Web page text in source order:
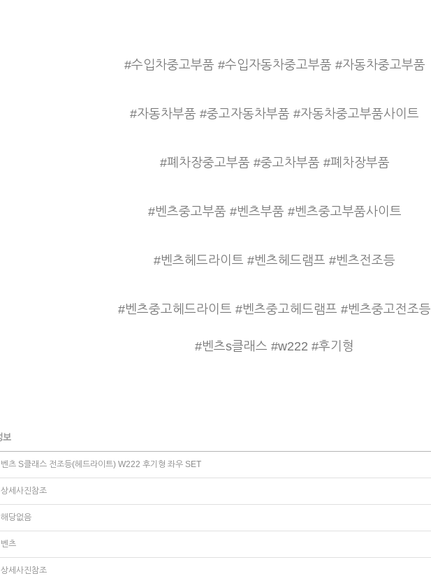
#수입차중고부품 #수입자동차중고부품 #자동차중고부품
#자동차부품 #중고자동차부품 #자동차중고부품사이트
#폐차장중고부품 #중고차부품 #폐차장부품
#벤츠중고부품 #벤츠부품 #벤츠중고부품사이트
#벤츠헤드라이트 #벤츠헤드램프 #벤츠전조등
#벤츠중고헤드라이트 #벤츠중고헤드램프 #벤츠중고전조등
#벤츠s클래스 #w222 #후기형
벤츠 S클래스 전조등(헤드라이트) W222 후기형 좌우 SET
상세사진참조
해당없음
벤츠
상세사진참조